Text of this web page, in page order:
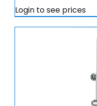
Login to see prices